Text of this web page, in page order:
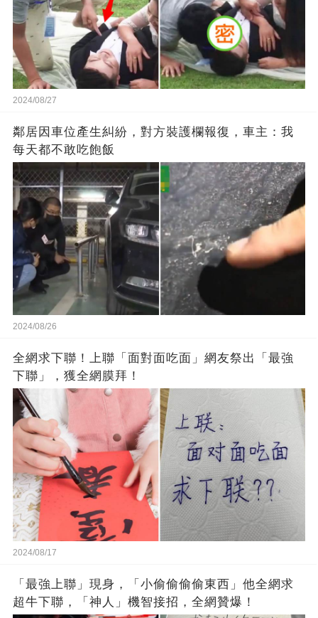
2024/08/27
鄰居因車位產生糾紛，對方裝護欄報復，車主：我
每天都不敢吃飽飯
2024/08/26
全網求下聯！上聯「面對面吃面」網友祭出「最強
下聯」，獲全網膜拜！
2024/08/17
「最強上聯」現身，「小偷偷偷偷東西」他全網求
超牛下聯，「神人」機智接招，全網贊爆！